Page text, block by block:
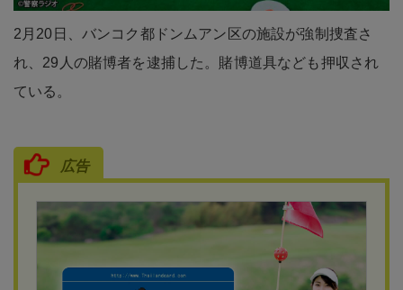
2月20日、バンコク都ドンムアン区の施設が強制捜査さ
れ、29人の賭博者を逮捕した。賭博道具なども押収され
ている。
広告